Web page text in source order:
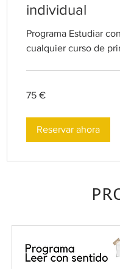
individual
Programa Estudiar
cualquier curso de
euros
75 €
Reservar ahora